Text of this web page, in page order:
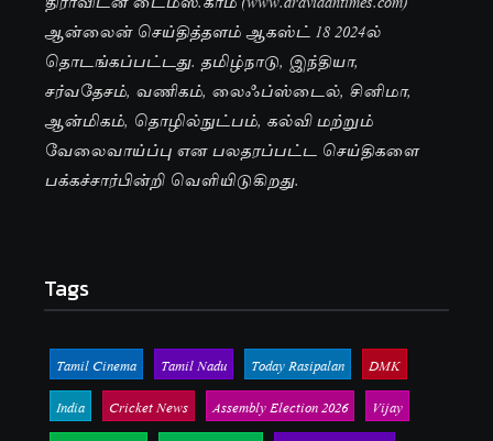
ஆன்லைன் செய்தித்தளம் ஆகஸ்ட் 18 2024ல்
தொடங்கப்பட்டது. தமிழ்நாடு, இந்தியா,
சர்வதேசம், வணிகம், லைஃப்ஸ்டைல், சினிமா,
ஆன்மிகம், தொழில்நுட்பம், கல்வி மற்றும்
வேலைவாய்ப்பு என பலதரப்பட்ட செய்திகளை
பக்கச்சார்பின்றி வெளியிடுகிறது.
Tags
Tamil Cinema Tamil Nadu Today Rasipalan
DMK
India
Cricket News Assembly Election 2026
Vijay